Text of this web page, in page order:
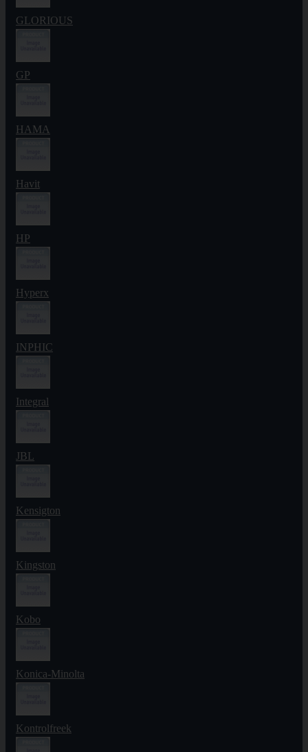
GLORIOUS
GP
HAMA
Havit
HP
Hyperx
INPHIC
Integral
JBL
Kensigton
Kingston
Kobo
Konica-Minolta
Kontrolfreek